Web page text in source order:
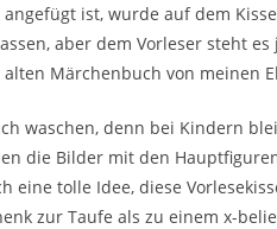
ist, wurde auf dem
aber dem Vorleser steht
Märchenbuch von meinen
waschen, denn bei Kindern
die Bilder mit den
eine tolle Idee, diese
zur Taufe als zu einem x-